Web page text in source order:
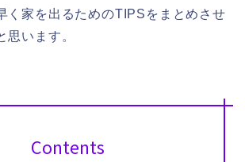
く家を出るためのTIPSをまとめさせ
思います。
Contents